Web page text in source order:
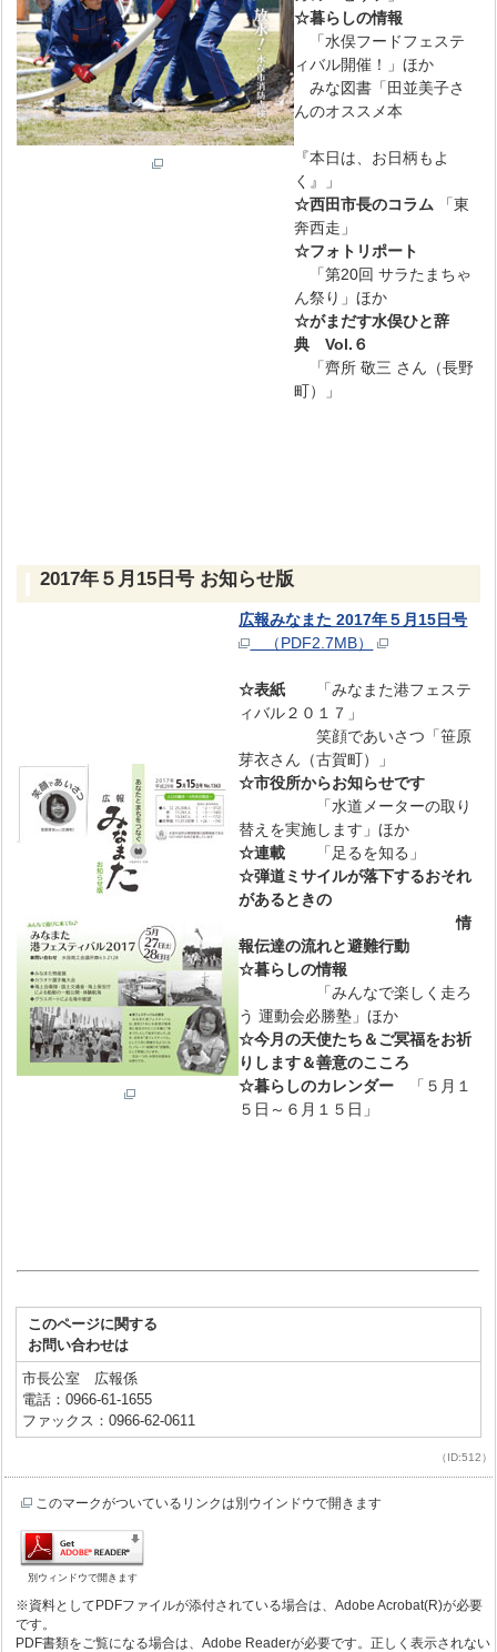
☆暮らしの情報
「水俣フードフェステ
ィバル開催！」ほか
みな図書「田並美子さ
んのオススメ本
『本日は、お日柄もよ
く』」
☆西田市長のコラム 「東
奔西走」
☆フォトリポート
「第20回 サラたまちゃ
ん祭り」ほか
☆がまだす水俣ひと辞
典 Vol.６
「齊所 敬三 さん（長野
町）」
2017年５ 月15日号 お知らせ版
広報みなまた 2017年５月15日号
（PDF2.7MB）
☆表紙 「みなまた港フェステ
ィバル２０１７」
笑顔であいさつ「笹原
芽衣さん（古賀町）」
☆市役所からお知らせです
「水道メーターの取り
替えを実施します」ほか
☆連載 「足るを知る」
☆弾道ミサイルが落下するおそれ
があるときの
情
報伝達の流れと避難行動
☆暮らしの情報
「みんなで楽しく走ろ
う 運動会必勝塾」ほか
☆今月の天使たち＆ご冥福をお祈
りします＆善意のこころ
☆暮らしのカレンダー 「５月１
５日～６月１５日」
このページに関する
お問い合わせは
市長公室 広報係
電話：0966-61-1655
ファックス：0966-62-0611
（ID:512）
このマークがついているリンクは別ウインドウで開きます
別ウィンドウで開きます
※資料としてPDFファイルが添付されている場合は、Adobe Acrobat(R)が必要
です。
PDF書類をご覧になる場合は、Adobe Readerが必要です。正しく表示されない